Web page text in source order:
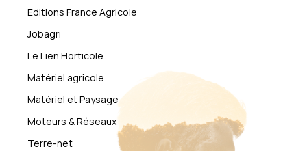
Editions France Agricole
Jobagri
Le Lien Horticole
Matériel agricole
Matériel et Paysage
Moteurs & Réseaux
Terre-net